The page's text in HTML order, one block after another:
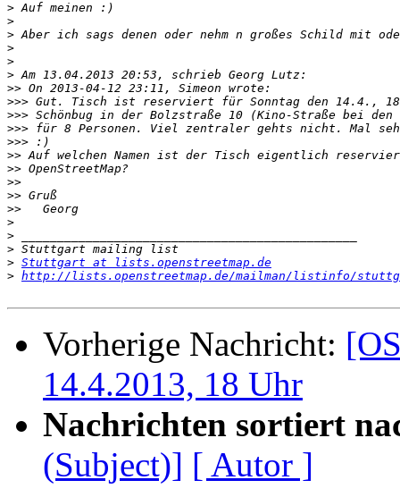
>
>
>
>
>
>
>>
>>>
>>>
>>>
>>>
>>
>>
>>
>>
>>
>
>
>
> Stuttgart at lists.openstreetmap.de
> http://lists.openstreetmap.de/mailman/listinfo/
Vorherige Nachricht:
14.4.2013, 18 Uhr
Nachrichten sortiert
(Subject)] [ Autor ]